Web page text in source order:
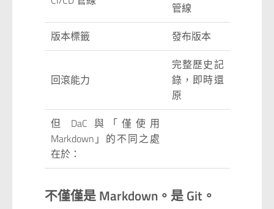
管線
版本標籤
發布版本
回滾能力
完整歷史記
錄，即時還
原
但 DaC 與「僅使用
Markdown」的不同之處
在於：
不僅僅是 Markdown。是 Git。